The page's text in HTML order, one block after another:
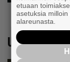
Uutiset
etuaan
asetuksia
alareunasta.